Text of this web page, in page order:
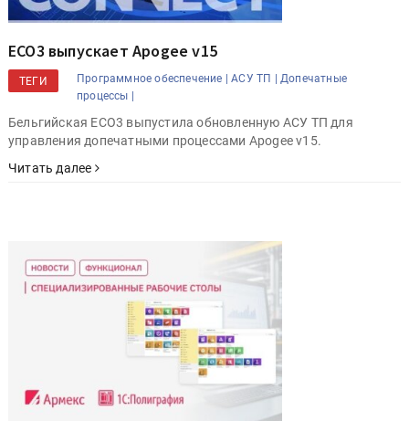
ECO3 выпускает Apogee v15
ТЕГИ Программное обеспечение | АСУ ТП |
Допечатные
процессы |
Бельгийская ECO3 выпустила обновленную АСУ ТП для
управления допечатными процессами Apogee v15.
Читать далее